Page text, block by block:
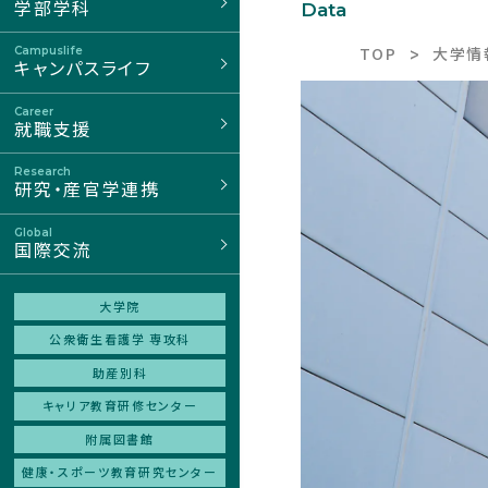
学部学科
Campuslife
キャンパスライフ
Career
就職支援
Research
研究・産官学連携
Global
国際交流
大学院
公衆衛生看護学 専攻科
助産別科
キャリア教育研修センター
附属図書館
健康・スポーツ教育研究センター
Data
TOP
大学情